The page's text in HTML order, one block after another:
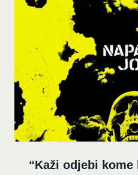
“Kaži odjebi kome